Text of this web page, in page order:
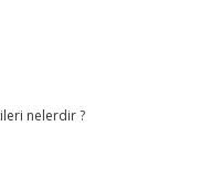
nelerdir ?